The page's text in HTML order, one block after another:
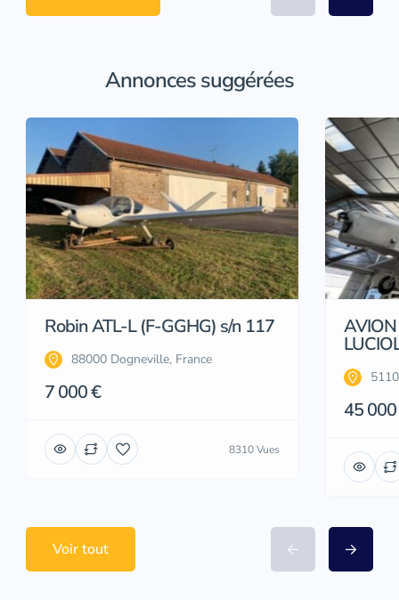
Annonces suggérées
Robin ATL-L (F-GGHG) s/n 117
88000 Dogneville, France
7 000 €
8310 Vues
45
Voir tout